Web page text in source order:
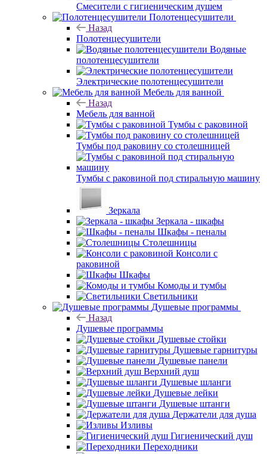
Смесители с гигиеническим душем
Полотенцесушители
Назад
Полотенцесушители
Водяные
полотенцесушители
Электрические полотенцесушители
Мебель для ванной
Назад
Мебель для ванной
Тумбы с раковиной
Тумбы под раковину со столешницей
Тумбы с раковиной под стиральную машину
Зеркала
Зеркала - шкафы
Шкафы - пеналы
Столешницы
Консоли с
раковиной
Шкафы
Комоды и тумбы
Светильники
Душевые программы
Назад
Душевые программы
Душевые стойки
Душевые гарнитуры
Душевые панели
Верхний душ
Душевые шланги
Душевые лейки
Душевые штанги
Держатели для душа
Изливы
Гигиенический душ
Переходники